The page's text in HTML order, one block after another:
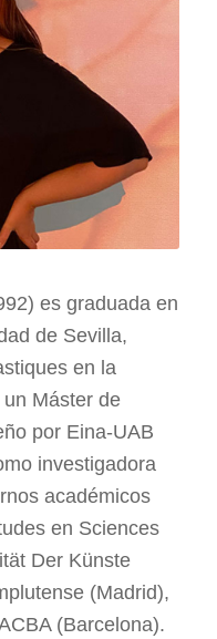
es graduada en
de Sevilla,
en la
Máster de
por Eina-UAB
investigadora
académicos
en Sciences
Der Künste
(Madrid),
(Barcelona).